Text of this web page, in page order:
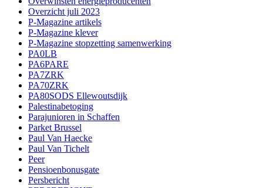
Overzicht juli 2023
P-Magazine artikels
P-Magazine klever
P-Magazine stopzetting samenwerking
PA0LB
PA6PARE
PA7ZRK
PA70ZRK
PA80SODS Ellewoutsdijk
Palestinabetoging
Parajunioren in Schaffen
Parket Brussel
Paul Van Haecke
Paul Van Tichelt
Peer
Pensioenbonusgate
Persbericht